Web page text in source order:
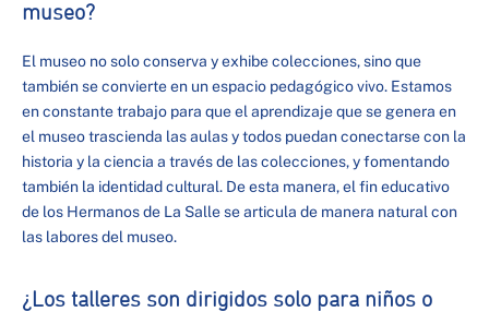
museo?
El museo no solo conserva y exhibe colecciones, sino que
también se convierte en un espacio pedagógico vivo. Estamos
en constante trabajo para que el aprendizaje que se genera en
el museo trascienda las aulas y todos puedan conectarse con la
historia y la ciencia a través de las colecciones, y fomentando
también la identidad cultural. De esta manera, el fin educativo
de los Hermanos de La Salle se articula de manera natural con
las labores del museo.
¿Los talleres son dirigidos solo para niños o